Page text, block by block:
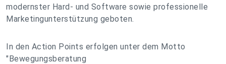
modernster Hard- und Software sowie professionelle
Marketingunterstützung geboten.
In den Action Points erfolgen unter dem Motto
"Bewegungsberatung